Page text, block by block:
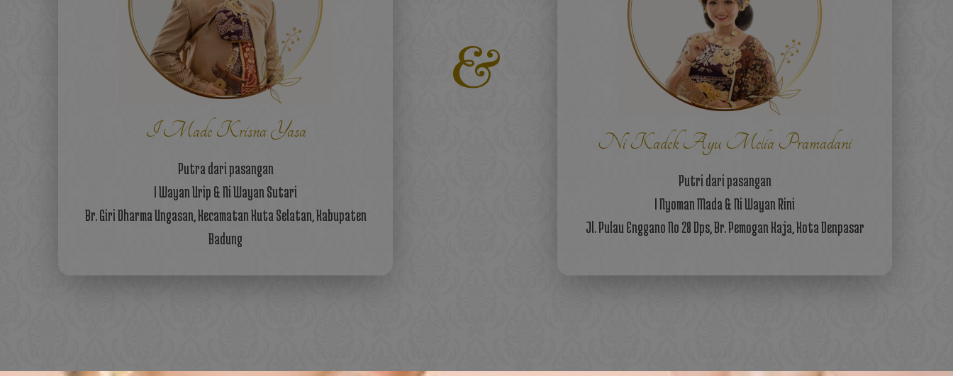
I Made Krisna Yasa
Putra dari pasangan
I Wayan Urip & Ni Wayan Sutari
Br. Giri Dharma Ungasan, Kecamatan Kuta Selatan, Kabupaten
Badung
&
Ni Kadek Ayu Melia Pramadani
Putri dari pasangan
I Nyoman Mada & Ni Wayan Rini
Jl. Pulau Enggano No 28 Dps, Br. Pemogan Kaja, Kota Denpasar